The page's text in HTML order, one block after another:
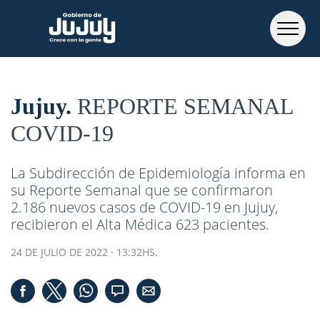
Jujuy REPORTE SEMANAL
COVID-19
La Subdirección de Epidemiología informa en
su Reporte Semanal que se confirmaron
2.186 nuevos casos de COVID-19 en Jujuy,
recibieron el Alta Médica 623 pacientes.
24 DE JULIO DE 2022 · 13:32HS.